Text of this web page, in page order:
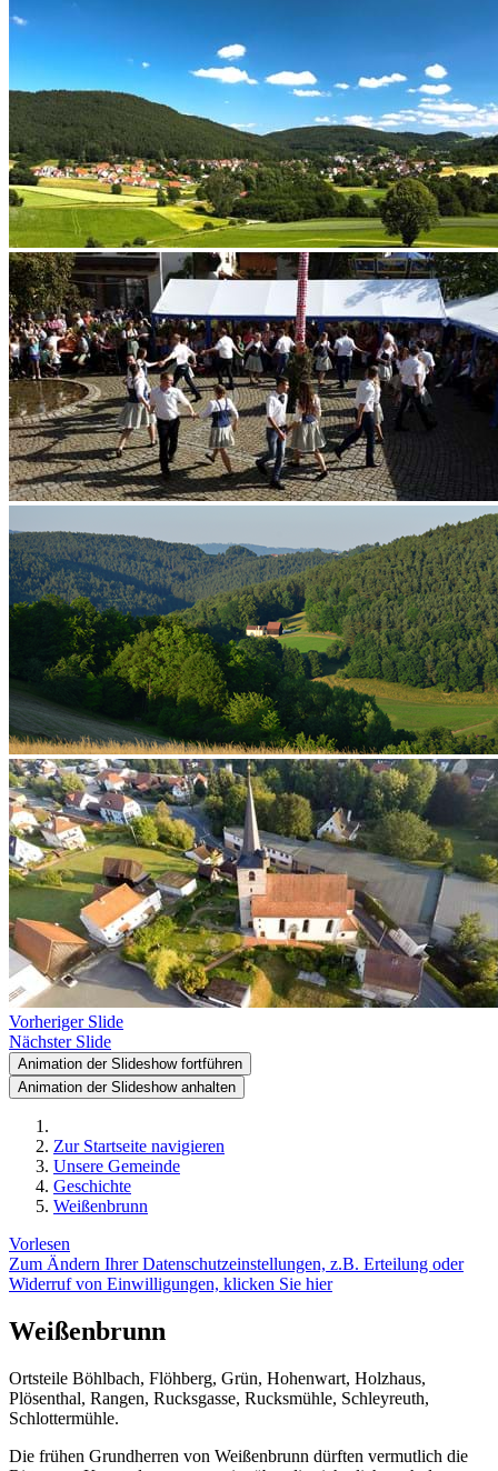
Vorheriger Slide
Nächster Slide
Animation der Slideshow fortführen
Animation der Slideshow anhalten
Zur Startseite navigieren
Unsere Gemeinde
Geschichte
Weißenbrunn
Vorlesen
Zum Ändern Ihrer Datenschutzeinstellungen, z.B. Erteilung oder
Widerruf von Einwilligungen, klicken Sie hier
Weißenbrunn
Ortsteile Böhlbach, Flöhberg, Grün, Hohenwart, Holzhaus,
Plösenthal, Rangen, Rucksgasse, Rucksmühle, Schleyreuth,
Schlottermühle.
Die frühen Grundherren von Weißenbrunn dürften vermutlich die